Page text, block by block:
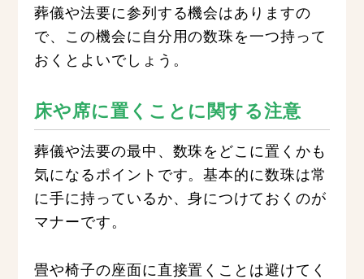
葬儀や法要に参列する機会はありますの
で、この機会に自分用の数珠を一つ持って
おくとよいでしょう。
床や席に置くことに関する注意
葬儀や法要の最中、数珠をどこに置くかも
気になるポイントです。基本的に数珠は常
に手に持っているか、身につけておくのが
マナーです。
畳や椅子の座面に直接置くことは避けてく